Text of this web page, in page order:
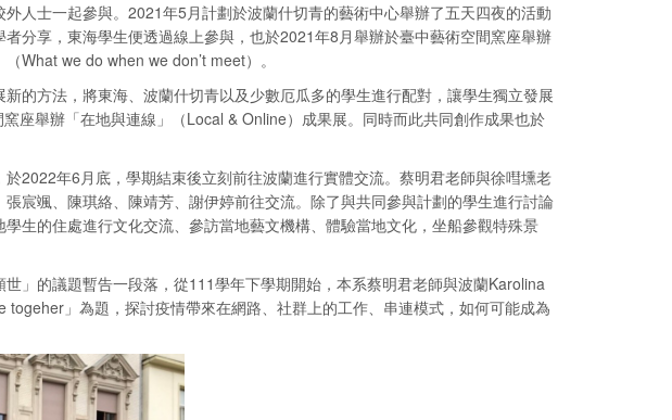
人士一起參與。2021年5月計劃於波蘭什切青的藝術中心舉辦了五天四夜的活動
分享，東海學生便透過線上參與，也於2021年8月舉辦於臺中藝術空間窯座舉辦
What we do when we don’t meet）。
的方法，將東海、波蘭什切青以及少數厄瓜多的學生進行配對，讓學生獨立發展
座舉辦「在地與連線」（Local & Online）成果展。同時而此共同創作成果也於
2022年6月底，學期結束後立刻前往波蘭進行實體交流。蔡明君老師與徐嘒壎老
宸颯、陳琪絡、陳靖芳、謝伊婷前往交流。除了與共同參與計劃的學生進行討論
生的住處進行文化交流、參訪當地藝文機構、體驗當地文化，坐船參觀特殊景
」的議題暫告一段落，從111學年下學期開始，本系蔡明君老師與波蘭Karolina
」為題，探討疫情帶來在網路、社群上的工作、串連模式，如何可能成為